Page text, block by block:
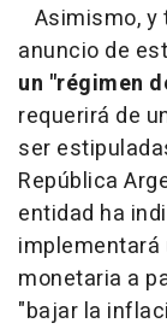
Asimismo, y
anuncio de
un "régimen
requerirá de
ser
República
entidad ha
implementará
monetaria a
"bajar la